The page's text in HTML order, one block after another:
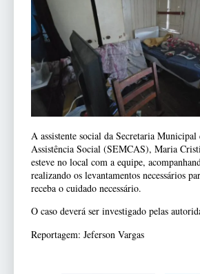
A assistente social da Secretaria Municipal
Assistência Social (SEMCAS), Maria
esteve no local com a equipe,
realizando os levantamentos necessários
receba o cuidado necessário.
O caso deverá ser investigado pelas
Reportagem: Jeferson Vargas